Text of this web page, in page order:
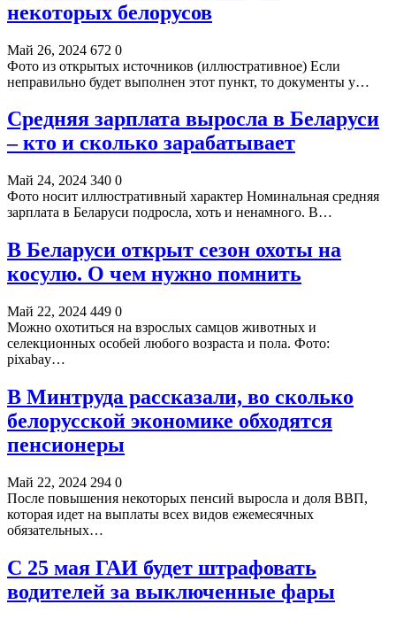
некоторых белорусов
Май 26, 2024 672 0
Фото из открытых источников (иллюстративное) Если
неправильно будет выполнен этот пункт, то документы у…
Средняя зарплата выросла в Беларуси
– кто и сколько зарабатывает
Май 24, 2024 340 0
Фото носит иллюстративный характер Номинальная средняя
зарплата в Беларуси подросла, хоть и ненамного. В…
В Беларуси открыт сезон охоты на
косулю. О чем нужно помнить
Май 22, 2024 449 0
Можно охотиться на взрослых самцов животных и
селекционных особей любого возраста и пола. Фото:
pixabay…
В Минтруда рассказали, во сколько
белорусской экономике обходятся
пенсионеры
Май 22, 2024 294 0
После повышения некоторых пенсий выросла и доля ВВП,
которая идет на выплаты всех видов ежемесячных
обязательных…
С 25 мая ГАИ будет штрафовать
водителей за выключенные фары